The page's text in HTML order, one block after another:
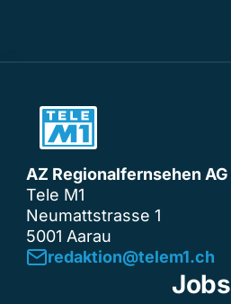
AZ Regionalfernsehen AG
Tele M1
Neumattstrasse 1
5001 Aarau
redaktion@telem1.ch
Jobs